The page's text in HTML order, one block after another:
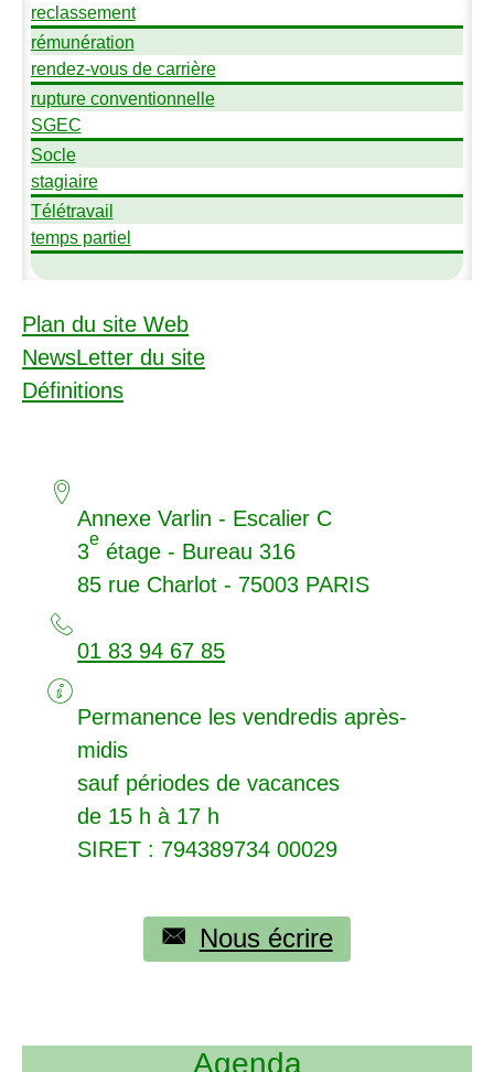
reclassement
rémunération
rendez-vous de carrière
rupture conventionnelle
SGEC
Socle
stagiaire
Télétravail
temps partiel
Plan du site Web
NewsLetter du site
Définitions
Annexe Varlin - Escalier C
3
e
étage - Bureau 316
85 rue Charlot - 75003 PARIS
01 83 94 67 85
Permanence les vendredis après-
midis
sauf périodes de vacances
de 15 h à 17 h
SIRET: 794389734 00029
Nous écrire
Agenda